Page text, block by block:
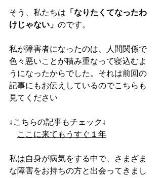
そう、私たちは 「なりたくてなったわ
けじゃない」 のです。
私が障害者になったのは、人間関係で
色々悪いことが積み重なって寝込むよ
うになったからでした。それは前回の
記事にもお伝えしているのでこちらも
見てください
↓こちらの記事もチェック↓
ここに来てもうすぐ１年
私は自身が病気をする中で、さまざま
な障害をお持ちの方と出会ってきまし